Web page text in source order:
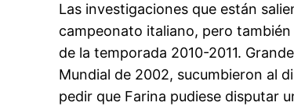
Las investigaciones que están
campeonato italiano, pero
de la temporada 2010-2011.
Mundial de 2002, sucumbieron al
pedir que Farina pudiese disputar